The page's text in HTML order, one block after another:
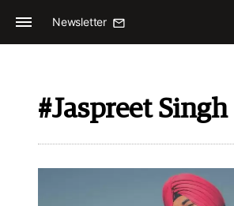
Newsletter
#Jaspreet Singh